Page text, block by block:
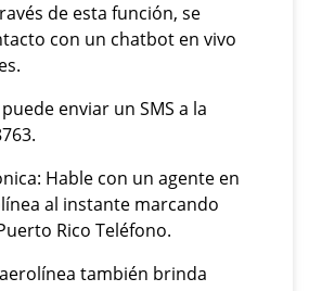
de esta función, se
con un chatbot en vivo
enviar un SMS a la
Hable con un agente en
al instante marcando
Rico Teléfono.
también brinda